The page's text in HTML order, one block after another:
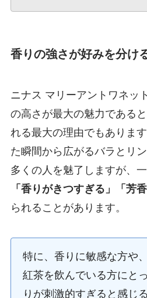
香りの強さが好みを分け
ニナス マリーアントワネッ
の高さが最大の魅力である
れる最大の理由でもありま
た瞬間から広がるバラとリ
多くの人を魅了しますが、
「香りがきつすぎる」「芳
られることがあります。
特に、香りに敏感な方や
紅茶を飲んでいる方にと
りが刺激的すぎると感じ